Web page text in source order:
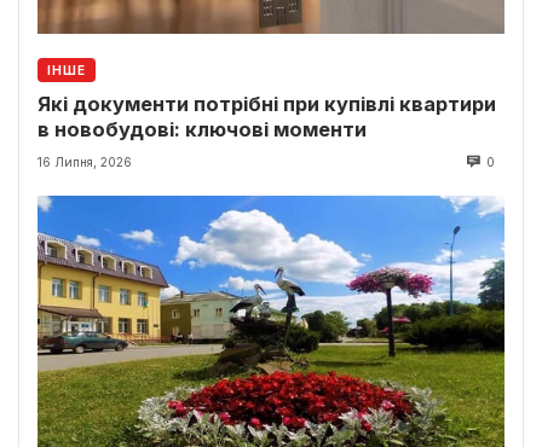
ІНШЕ
Які документи потрібні при купівлі квартири
в новобудові: ключові моменти
16 Липня, 2026 0